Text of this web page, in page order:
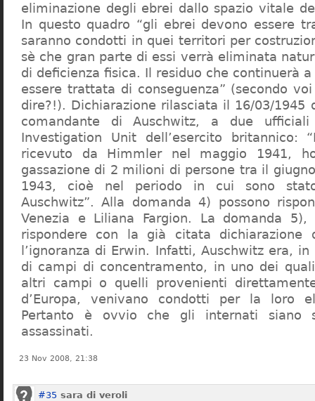
eliminazione degli ebrei dallo spazio vitale
In questo quadro “gli ebrei devono essere
saranno condotti in quei territori per
sè che gran parte di essi verrà eliminata
di deficienza fisica. Il residuo che continuerà
essere trattata di conseguenza” (secondo
dire?!). Dichiarazione rilasciata il 16/03/1945
comandante di Auschwitz, a due
Investigation Unit dell’esercito britannico:
ricevuto da Himmler nel maggio 1941,
gassazione di 2 milioni di persone tra il
1943, cioè nel periodo in cui sono
Auschwitz”. Alla domanda 4) possono
Venezia e Liliana Fargion. La domanda
rispondere con la già citata dichiarazione
l’ignoranza di Erwin. Infatti, Auschwitz era,
di campi di concentramento, in uno dei
altri campi o quelli provenienti
d’Europa, venivano condotti per la loro
Pertanto è ovvio che gli internati siano
assassinati.
23 Nov 2008, 21:38
#35 sara di veroli